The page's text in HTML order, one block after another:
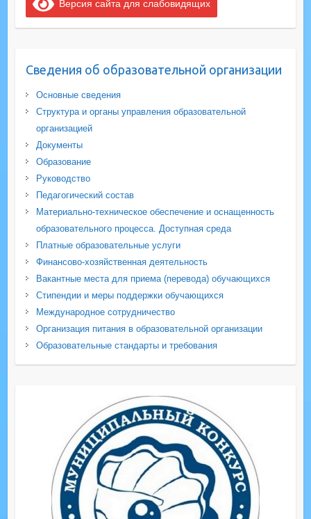
Версия сайта для слабовидящих
Сведения об образовательной организации
Основные сведения
Структура и органы управления образовательной
организацией
Документы
Образование
Руководство
Педагогический состав
Материально-техническое обеспечение и оснащенность
образовательного процесса. Доступная среда
Платные образовательные услуги
Финансово-хозяйственная деятельность
Вакантные места для приема (перевода) обучающихся
Стипендии и меры поддержки обучающихся
Международное сотрудничество
Организация питания в образовательной организации
Образовательные стандарты и требования